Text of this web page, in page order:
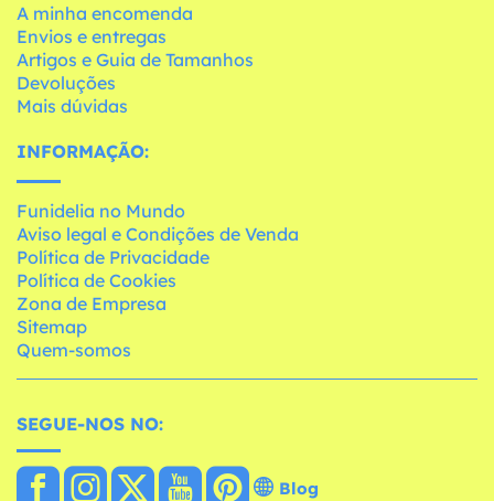
A minha encomenda
Envios e entregas
Artigos e Guia de Tamanhos
Devoluções
Mais dúvidas
INFORMAÇÃO:
Funidelia no Mundo
Aviso legal e Condições de Venda
Política de Privacidade
Política de Cookies
Zona de Empresa
Sitemap
Quem-somos
SEGUE-NOS NO:
Blog